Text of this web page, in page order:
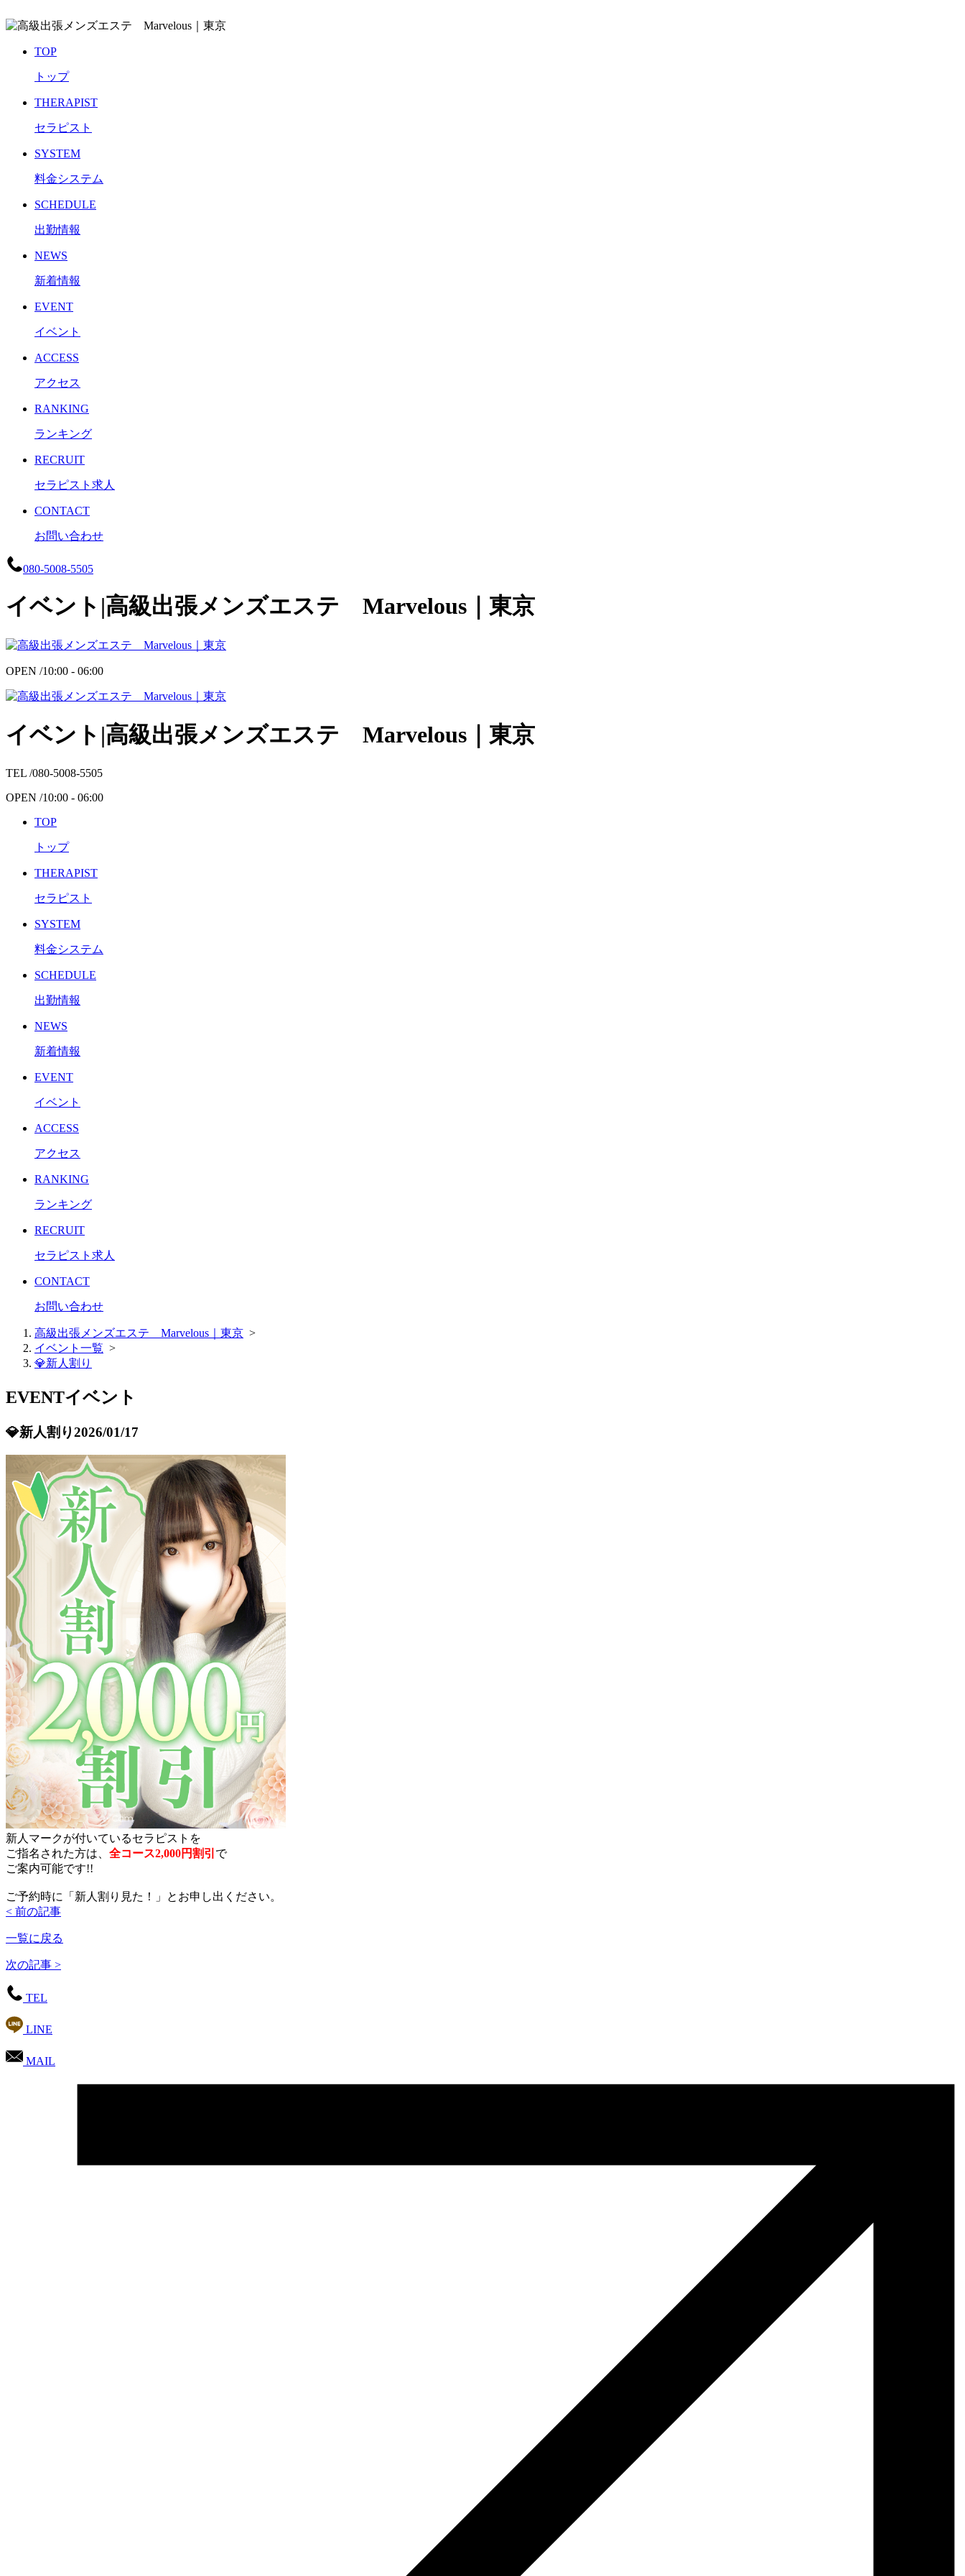
TOP
トップ
THERAPIST
セラピスト
SYSTEM
料金システム
SCHEDULE
出勤情報
NEWS
新着情報
EVENT
イベント
ACCESS
アクセス
RANKING
ランキング
RECRUIT
セラピスト求人
CONTACT
お問い合わせ
080-5008-5505
イベント|高級出張メンズエステ Marvelous｜東京
OPEN /10:00 - 06:00
イベント|高級出張メンズエステ Marvelous｜東京
TEL /080-5008-5505
OPEN /10:00 - 06:00
TOP
トップ
THERAPIST
セラピスト
SYSTEM
料金システム
SCHEDULE
出勤情報
NEWS
新着情報
EVENT
イベント
ACCESS
アクセス
RANKING
ランキング
RECRUIT
セラピスト求人
CONTACT
お問い合わせ
高級出張メンズエステ Marvelous｜東京 >
イベント一覧 >
💎新人割り
EVENTイベント
💎新人割り2026/01/17
新人マークが付いているセラピストを
ご指名された方は、 全コース2,000円割引 で
ご案内可能です!!
ご予約時に「新人割り見た！」とお申し出ください。
< 前の記事
一覧に戻る
次の記事 >
TEL
LINE
MAIL